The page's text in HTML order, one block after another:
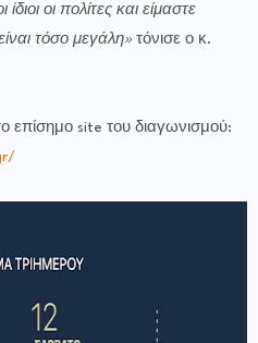
οι πολίτες και είμαστε
τόσο μεγάλη» τόνισε ο κ.
επίσημο site του διαγωνισμού: